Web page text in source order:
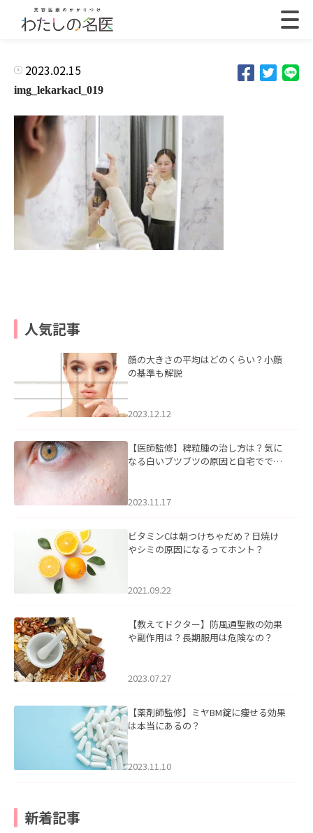
2023.02.15
img_lekarkacl_019
人気記事
顔の大きさの平均はどのくらい？小顔
の基準も解説
2023.12.12
【医師監修】稗粒腫の治し方は？気に
なる白いブツブツの原因と自宅ででき
2023.11.17
ビタミンCは朝つけちゃだめ？日焼け
やシミの原因になるってホント？
2021.09.22
【教えてドクター】防風通聖散の効果
や副作用は？長期服用は危険なの？
2023.07.27
【薬剤師監修】ミヤBM錠に痩せる効果
は本当にあるの？
2023.11.10
新着記事